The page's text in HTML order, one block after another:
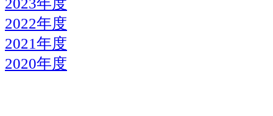
2023年度
2022年度
2021年度
2020年度